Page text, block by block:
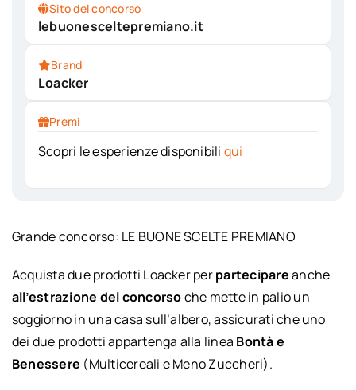
Sito del concorso
lebuonesceltepremiano.it
Brand
Loacker
Premi
Scopri le esperienze disponibili qui
Grande concorso: LE BUONE SCELTE PREMIANO
Acquista due prodotti Loacker perpartecipareanche
all’estrazione del concorsoche mette in palio un
soggiorno in una casa sull’albero, assicurati che uno
dei due prodotti appartenga alla linea Bontà e
Benessere (Multicereali e Meno Zuccheri).